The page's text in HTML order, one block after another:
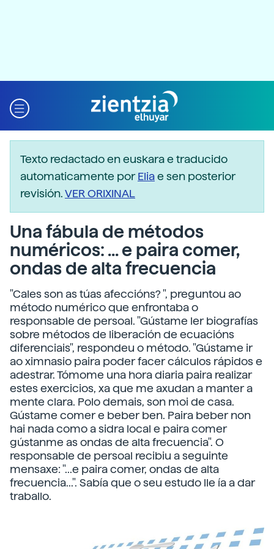
Texto redactado en euskara e traducido
automaticamente porEliae sen posterior
revisión.VER ORIXINAL
Una fábula de métodos
numéricos: ... e paira comer,
ondas de alta frecuencia
"Cales son as túas afeccións? ", preguntou ao
método numérico que enfrontaba o
responsable de persoal. "Gústame ler biografías
sobre métodos de liberación de ecuacións
diferenciais", respondeu o método. "Gústame ir
ao ximnasio paira poder facer cálculos rápidos e
adestrar. Tómome una hora diaria paira realizar
estes exercicios, xa que me axudan a manter a
mente clara. Polo demais, son moi de casa.
Gústame comer e beber ben. Paira beber non
hai nada como a sidra local e paira comer
gústanme as ondas de alta frecuencia". O
responsable de persoal recibiu a seguinte
mensaxe: "...e paira comer, ondas de alta
frecuencia...". Sabía que o seu estudo lle ía a dar
traballo.